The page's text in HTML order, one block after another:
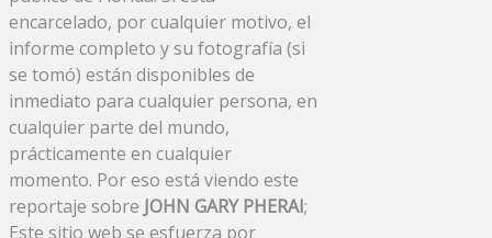
encarcelado, por cualquier motivo, el
informe completo y su fotografía (si
se tomó) están disponibles de
inmediato para cualquier persona, en
cualquier parte del mundo,
prácticamente en cualquier
momento. Por eso está viendo este
reportaje sobre JOHN GARY PHERAI;
Este sitio web se esfuerza por